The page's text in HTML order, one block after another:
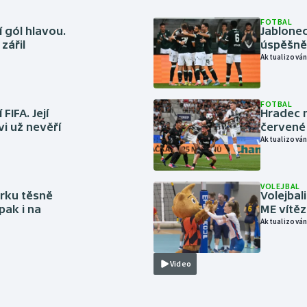
gól hlavou.
zářil
Její
už nevěří
těsně
i na
FOTBAL
FOTBAL
Hradec
Video
VOLEJBAL
ME